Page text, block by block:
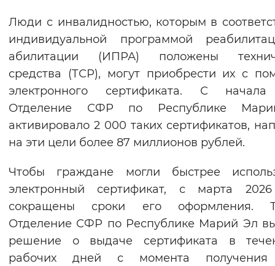
Цвет сайта
Монохромный
Синий фон
Изображения
Включены Выключены
Звуковой ассистент
Воспроизвести Остановить
Вернуть стандартные настройки
Люди с инвалидностью, которым в
индивидуальной программой
абилитации (ИПРА) положены
средства (ТСР), могут приобрести их с
электронного сертификата. С
Отделение СФР по Республике
активировало 2 000 таких сертификатов,
на эти цели более 87 миллионов рублей.
Чтобы граждане могли быстрее
электронный сертификат, с марта
сокращены сроки его оформления.
Отделение СФР по Республике Марий Эл
решение о выдаче сертификата в
рабочих дней с момента получения